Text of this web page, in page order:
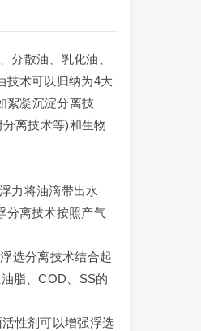
分散油、乳化油、
技术可以归纳为4大
絮凝沉淀分离技
离技术等)和生物
力将油滴带出水
分离技术按照产气
选分离技术结合起
脂、COD、SS的
性剂可以增强浮选